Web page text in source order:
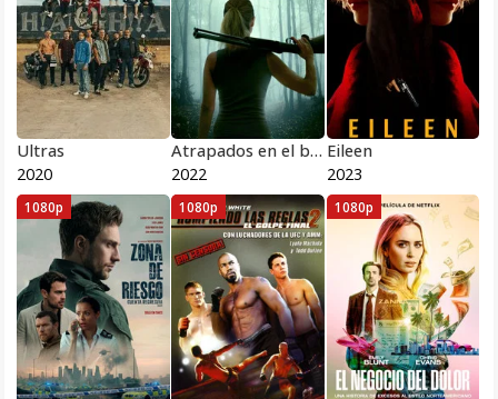
Ultras
2020
Atrapados en el bosque
2022
Eileen
2023
1080p 1080p 1080p